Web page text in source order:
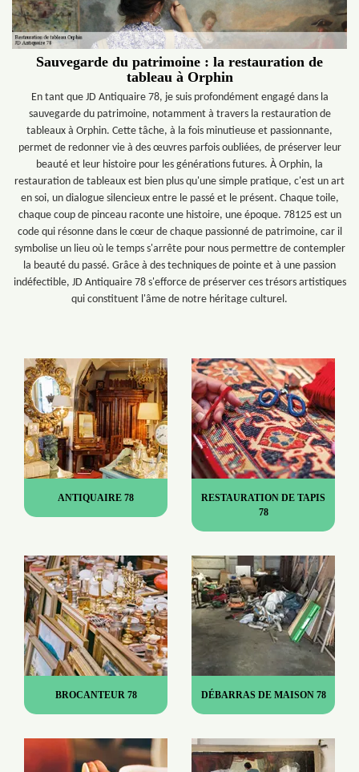
Sauvegarde du patrimoine : la restauration de
tableau à Orphin
En tant que JD Antiquaire 78, je suis profondément engagé dans la
sauvegarde du patrimoine, notamment à travers la restauration de
tableaux à Orphin. Cette tâche, à la fois minutieuse et passionnante,
permet de redonner vie à des œuvres parfois oubliées, de préserver leur
beauté et leur histoire pour les générations futures. À Orphin, la
restauration de tableaux est bien plus qu'une simple pratique, c'est un art
en soi, un dialogue silencieux entre le passé et le présent. Chaque toile,
chaque coup de pinceau raconte une histoire, une époque. 78125 est un
code qui résonne dans le cœur de chaque passionné de patrimoine, car il
symbolise un lieu où le temps s'arrête pour nous permettre de contempler
la beauté du passé. Grâce à des techniques de pointe et à une passion
indéfectible, JD Antiquaire 78 s'efforce de préserver ces trésors artistiques
qui constituent l'âme de notre héritage culturel.
ANTIQUAIRE 78
RESTAURATION DE TAPIS
78
BROCANTEUR 78 DÉBARRAS DE MAISON 78